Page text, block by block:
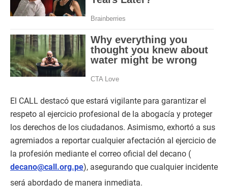
El CALL destacó que estará vigilante para garantizar el
respeto al ejercicio profesional de la abogacía y proteger
los derechos de los ciudadanos. Asimismo, exhortó a sus
agremiados a reportar cualquier afectación al ejercicio de
la profesión mediante el correo oficial del decano (
decano@call.org.pe), asegurando que cualquier incidente
será abordado de manera inmediata.